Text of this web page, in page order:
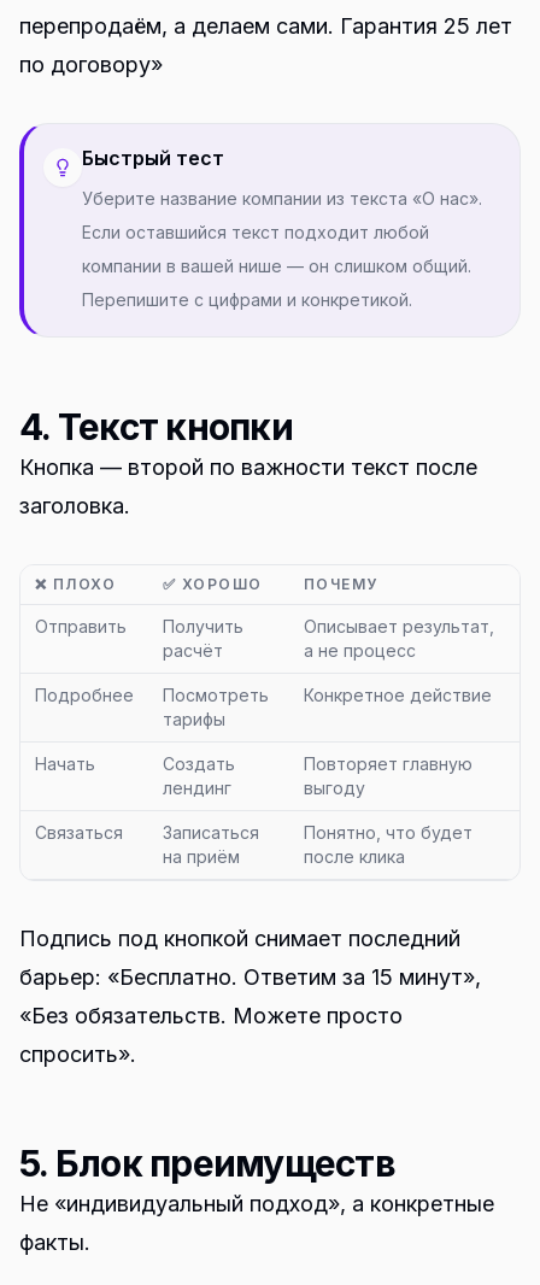
перепродаём, а делаем сами. Гарантия 25 лет
по договору»
Быстрый тест
Уберите название компании из текста «О нас».
Если оставшийся текст подходит любой
компании в вашей нише — он слишком общий.
Перепишите с цифрами и конкретикой.
4. Текст кнопки
Кнопка — второй по важности текст после
заголовка.
❌ ПЛОХО ✅ ХОРОШО ПОЧЕМУ
Отправить
Получить
расчёт
Описывает результат,
а не процесс
Подробнее
Посмотреть
тарифы
Конкретное действие
Начать
Создать
лендинг
Повторяет главную
выгоду
Связаться
Записаться
на приём
Понятно, что будет
после клика
Подпись под кнопкой снимает последний
барьер: «Бесплатно. Ответим за 15 минут»,
«Без обязательств. Можете просто
спросить».
5. Блок преимуществ
Не «индивидуальный подход», а конкретные
факты.